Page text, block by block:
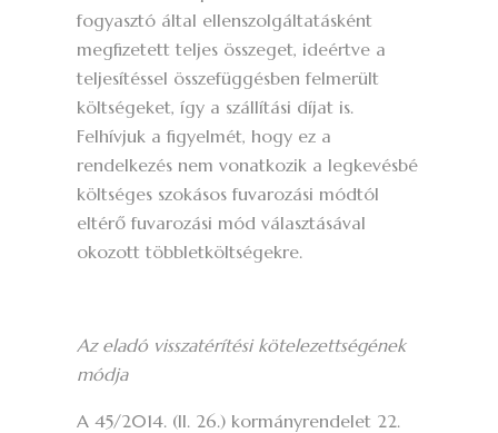
fogyasztó által ellenszolgáltatásként
megfizetett teljes összeget, ideértve a
teljesítéssel összefüggésben felmerült
költségeket, így a szállítási díjat is.
Felhívjuk a figyelmét, hogy ez a
rendelkezés nem vonatkozik a legkevésbé
költséges szokásos fuvarozási módtól
eltérő fuvarozási mód választásával
okozott többletköltségekre.
Az eladó visszatérítési kötelezettségének
módja
A 45/2014. (II. 26.) kormányrendelet 22.